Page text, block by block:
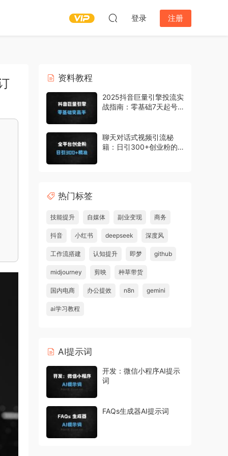
登录 注册
资料教程
2025抖音巨量引擎投流实
战指南：零基础7天起号
聊天对话式视频引流秘
籍：日引300+创业粉的
热门标签
技能提升 自媒体 副业变现 商务
抖音 小红书 deepseek 深度风
工作流搭建 认知提升 即梦 github
midjourney 剪映 种草带货
国内电商 办公提效 n8n gemini
ai学习教程
AI提示词
开发：微信小程序AI提示
词
FAQs生成器AI提示词